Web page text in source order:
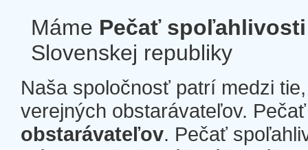
Máme Pečať spoľahlivosti
Slovenskej republiky
Naša spoločnosť patrí medzi
verejných obstarávateľov.
obstarávateľov. Pečať